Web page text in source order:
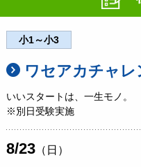
小1～小3
ワセアカチャレ
いいスタートは、一生モノ。
※別日受験実施
8/23 （日）